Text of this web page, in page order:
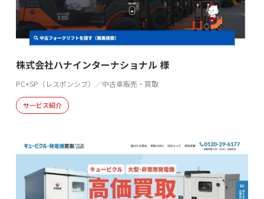
株式会社ハナインターナショナル 様
PC+SP（レスポンシブ）／中古車販売・買取
サービス紹介